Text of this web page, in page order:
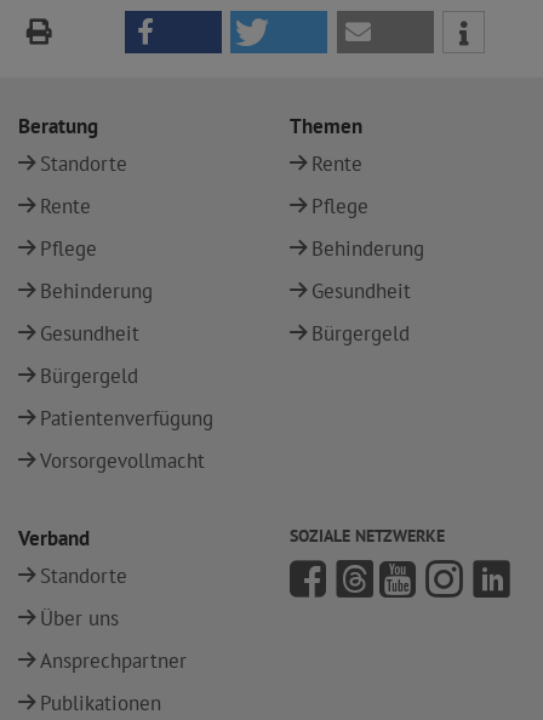
Beratung
Standorte
Rente
Pflege
Behinderung
Gesundheit
Bürgergeld
Patientenverfügung
Vorsorgevollmacht
Themen
Rente
Pflege
Behinderung
Gesundheit
Bürgergeld
Verband
Standorte
Über uns
Ansprechpartner
Publikationen
SOZIALE NETZWERKE